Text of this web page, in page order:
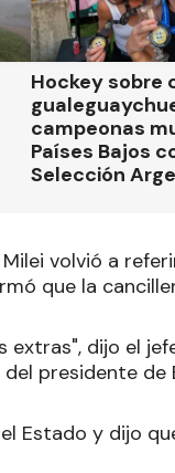
Hockey sobre
campeonas
Países Bajos
Selección
volvió a
que la
extras", dijo el
presidente de
Estado y dijo